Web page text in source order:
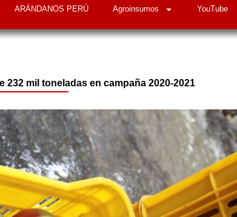
ARÁNDANOS PERÚ Agroinsumos YouTube
mil toneladas en campaña 2020-2021